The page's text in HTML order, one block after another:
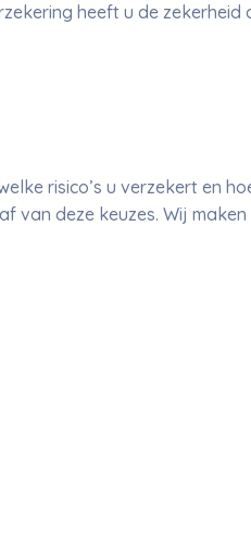
heeft u de
risico’s u verzekert en
van deze keuzes. Wij